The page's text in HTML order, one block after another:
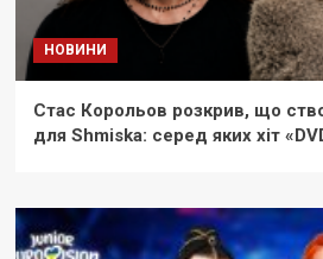
НОВИНИ
Стас Корольов розкрив, що
для Shmiska: серед яких хіт